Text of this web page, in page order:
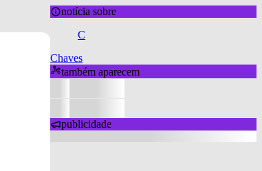
notícia sobre
C
Chaves
também aparecem
publicidade